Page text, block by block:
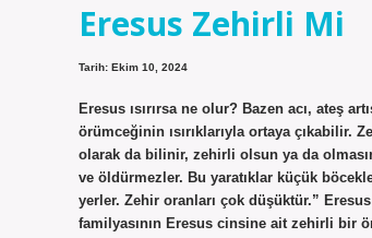
Eresus Zehirli Mi
Tarih: Ekim 10, 2024
Eresus ısırırsa ne olur? Bazen acı, ateş
örümceğinin ısırıklarıyla ortaya
olarak da bilinir, zehirli olsun ya da
ve öldürmezler. Bu yaratıklar küçük
yerler. Zehir oranları çok düşüktür.”
familyasının Eresus cinsine ait zehirli bir